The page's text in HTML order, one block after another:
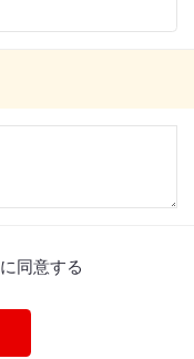
に同意する